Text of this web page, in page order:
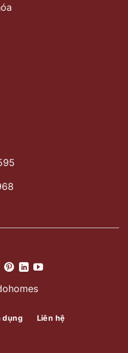
dụng Liên hệ